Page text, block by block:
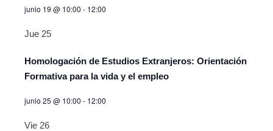
junio 19 @ 10:00 - 12:00
Jue 25
Homologación de Estudios Extranjeros: Orientación
Formativa para la vida y el empleo
junio 25 @ 10:00 - 12:00
Vie 26